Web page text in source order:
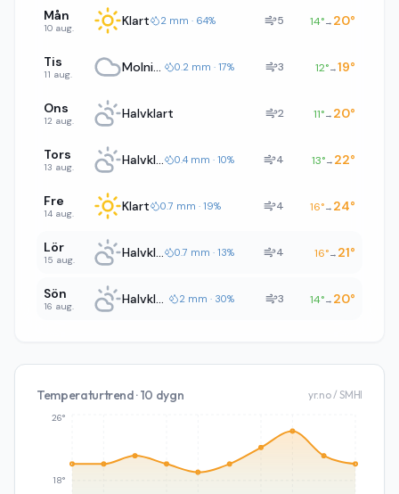
Mån
10 aug. Klart 2 mm · 64% 5 14°→ 20°
Tis
11 aug. Molnigt 0.2 mm · 17% 3 12°→19°
Ons
12 aug. Halvklart 2 11°→ 20°
Tors
13 aug. Halvklart 0.4 mm · 10% 4 13°→ 22°
Fre
14 aug. Klart 0.7 mm · 19% 4 16°→ 24°
Lör
15 aug. Halvklart 0.7 mm · 13% 4 16°→ 21°
Sön
16 aug. Halvklart 2 mm · 30% 3 14°→ 20°
Temperaturtrend · 10 dygn yr.no / SMHI
18°
26°